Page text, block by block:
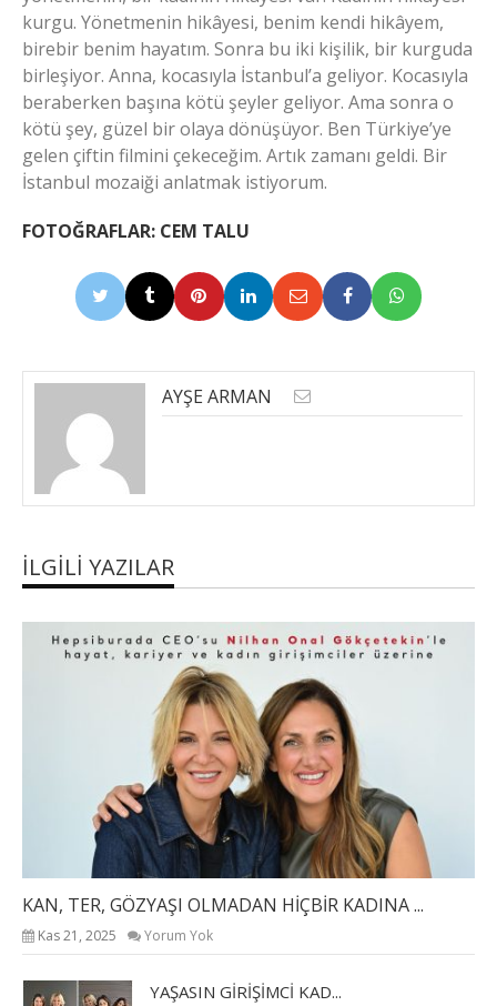
kurgu. Yönetmenin hikâyesi, benim kendi hikâyem,
birebir benim hayatım. Sonra bu iki kişilik, bir kurguda
birleşiyor. Anna, kocasıyla İstanbul’a geliyor. Kocasıyla
beraberken başına kötü şeyler geliyor. Ama sonra o
kötü şey, güzel bir olaya dönüşüyor. Ben Türkiye’ye
gelen çiftin filmini çekeceğim. Artık zamanı geldi. Bir
İstanbul mozaiği anlatmak istiyorum.
FOTOĞRAFLAR: CEM TALU
AYŞE ARMAN
İLGILI YAZILAR
KAN, TER, GÖZYAŞI OLMADAN HİÇBİR KADINA ...
Kas 21, 2025 Yorum Yok
YAŞASIN GİRİŞİMCİ KAD...